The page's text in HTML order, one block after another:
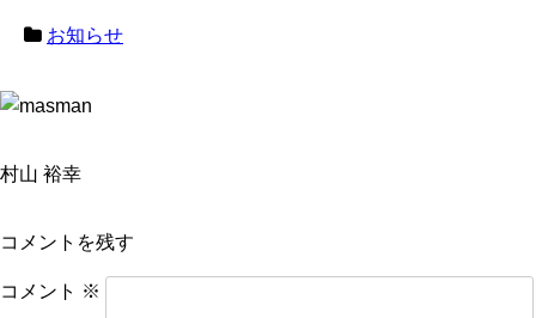
お知らせ
村山 裕幸
コメントを残す
コメント ※